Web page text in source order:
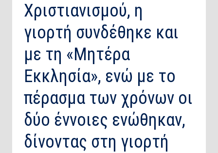
Χριστιανισμού, η
γιορτή συνδέθηκε και
με τη «Μητέρα
Εκκλησία», ενώ με το
πέρασμα των χρόνων οι
δύο έννοιες ενώθηκαν,
δίνοντας στη γιορτή